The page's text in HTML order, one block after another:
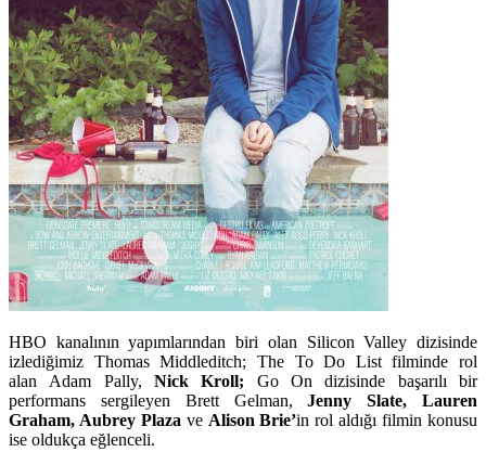
HBO kanalının yapımlarından biri olan Silicon Valley dizisinde
izlediğimiz Thomas Middleditch; The To Do List filminde rol
alan Adam Pally,Nick Kroll; Go On dizisinde başarılı bir
performans sergileyen Brett Gelman,Jenny Slate, Lauren
Graham, Aubrey Plaza ve Alison Brie’in rol aldığı filmin konusu
ise oldukça eğlenceli.